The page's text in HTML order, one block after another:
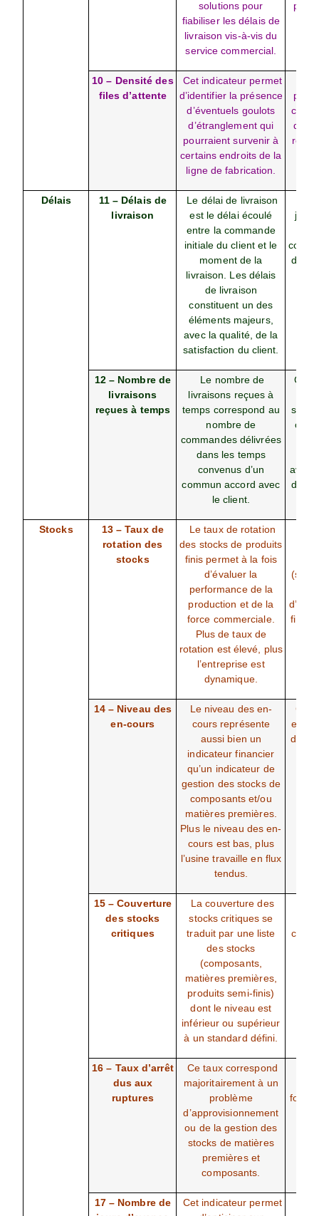
solutions pour
fiabiliser les délais de
livraison vis-à-vis du
service commercial.
10 – Densité des
files d’attente
Cet indicateur permet
d’identifier la présence
d’éventuels goulots
d’étranglement qui
pourraient survenir à
certains endroits de la
ligne de fabrication.
cours
de
Délais
11 – Délais de
livraison
Le délai de livraison
est le délai écoulé
entre la commande
initiale du client et le
moment de la
livraison. Les délais
de livraison
constituent un des
éléments majeurs,
avec la qualité, de la
satisfaction du client.
date
12 – Nombre de
livraisons
reçues à temps
Le nombre de
livraisons reçues à
temps correspond au
nombre de
commandes délivrées
dans les temps
convenus d’un
commun accord avec
le client.
Ce
avec
de
Stocks
13 – Taux de
rotation des
stocks
Le taux de rotation
des stocks de produits
finis permet à la fois
d’évaluer la
performance de la
production et de la
force commerciale.
Plus de taux de
rotation est élevé, plus
l’entreprise est
dynamique.
fin
14 – Niveau des
en-cours
Le niveau des en-
cours représente
aussi bien un
indicateur financier
qu’un indicateur de
gestion des stocks de
composants et/ou
matières premières.
Plus le niveau des en-
cours est bas, plus
l’usine travaille en flux
tendus.
entre
des
15 – Couverture
des stocks
critiques
La couverture des
stocks critiques se
traduit par une liste
des stocks
(composants,
matières premières,
produits semi-finis)
dont le niveau est
inférieur ou supérieur
à un standard défini.
16 – Taux d’arrêt
dus aux
ruptures
Ce taux correspond
majoritairement à un
problème
d’approvisionnement
ou de la gestion des
stocks de matières
premières et
composants.
17 – Nombre de
Cet indicateur permet